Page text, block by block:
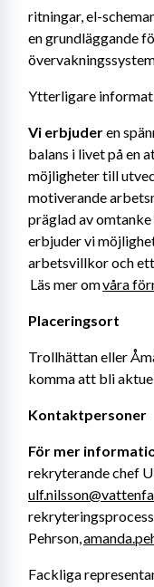
ritningar, el-
en grundläggande
Ytterligare
Vi erbjuder en
balans i livet på en
möjligheter till
motiverande
präglad av
erbjuder vi
arbetsvillkor och
Läs mer om våra
Placeringsort
Trollhättan eller
komma att bli
Kontaktpersoner
För mer
Pehrson,
Fackliga